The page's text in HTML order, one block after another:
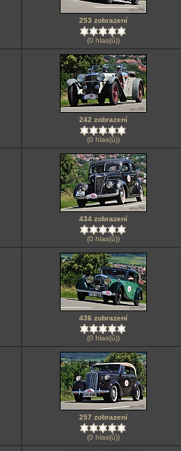
253 zobrazení
(0 hlas(ů))
242 zobrazení
(0 hlas(ů))
434 zobrazení
(0 hlas(ů))
436 zobrazení
(0 hlas(ů))
257 zobrazení
(0 hlas(ů))